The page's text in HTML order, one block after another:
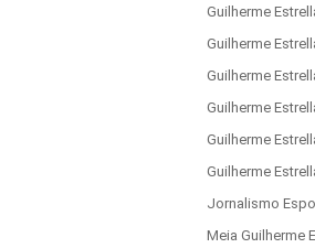
Guilherme
Guilherme
Guilherme
Guilherme
Guilherme
Guilherme
Jornalismo
Meia Guilherme